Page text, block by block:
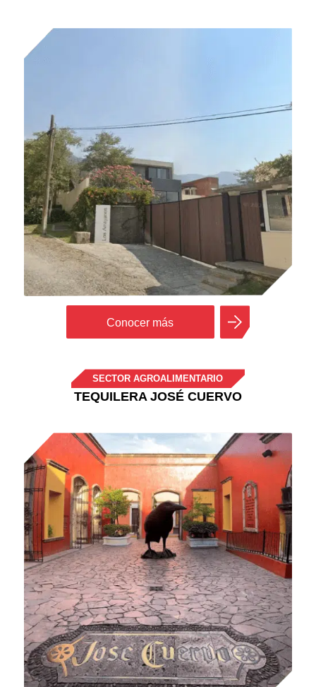
Conocer más
SECTOR AGROALIMENTARIO
TEQUILERA JOSÉ CUERVO